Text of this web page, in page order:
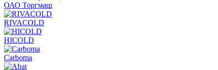
ОАО Торгмаш
RIVACOLD
HICOLD
Carboma